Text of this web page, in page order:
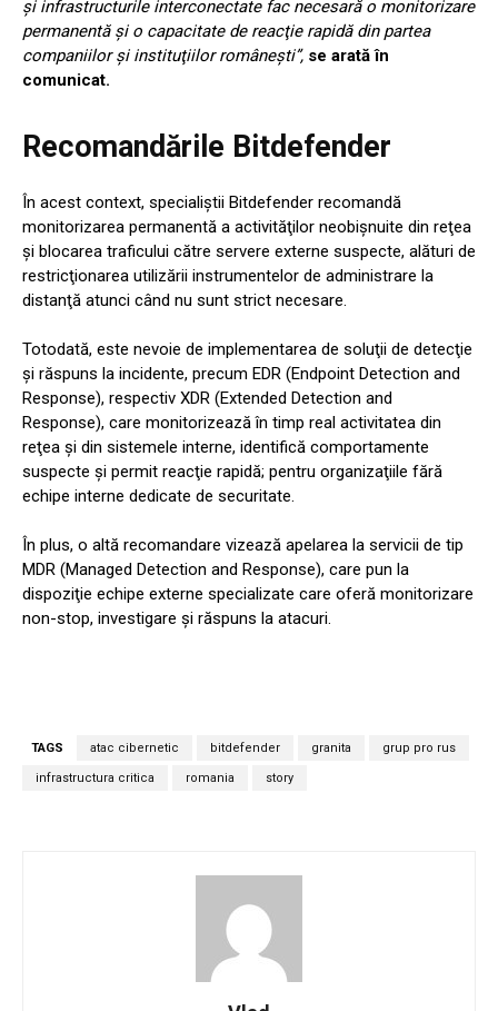
şi infrastructurile interconectate fac necesară o monitorizare
permanentă şi o capacitate de reacţie rapidă din partea
companiilor şi instituţiilor româneşti”, se arată în
comunicat.
Recomandările Bitdefender
În acest context, specialiştii Bitdefender recomandă
monitorizarea permanentă a activităţilor neobişnuite din reţea
şi blocarea traficului către servere externe suspecte, alături de
restricţionarea utilizării instrumentelor de administrare la
distanţă atunci când nu sunt strict necesare.
Totodată, este nevoie de implementarea de soluţii de detecţie
şi răspuns la incidente, precum EDR (Endpoint Detection and
Response), respectiv XDR (Extended Detection and
Response), care monitorizează în timp real activitatea din
reţea şi din sistemele interne, identifică comportamente
suspecte şi permit reacţie rapidă; pentru organizaţiile fără
echipe interne dedicate de securitate.
În plus, o altă recomandare vizează apelarea la servicii de tip
MDR (Managed Detection and Response), care pun la
dispoziţie echipe externe specializate care oferă monitorizare
non-stop, investigare şi răspuns la atacuri.
TAGS atac cibernetic bitdefender granita grup pro rus
infrastructura critica romania story